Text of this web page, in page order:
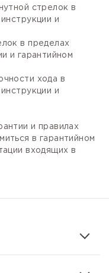
стрелок в
и
в пределах
и гарантийном
хода в
и
и правилах
в гарантийном
входящих в